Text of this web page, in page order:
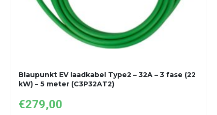
Blaupunkt EV laadkabel Type2 – 32A – 3 fase (22
kW) – 5 meter (C3P32AT2)
€279,00